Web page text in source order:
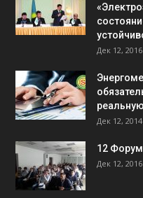
Дек 12, 2016
Дек 12, 2014
12 Форум
Дек 12, 2016